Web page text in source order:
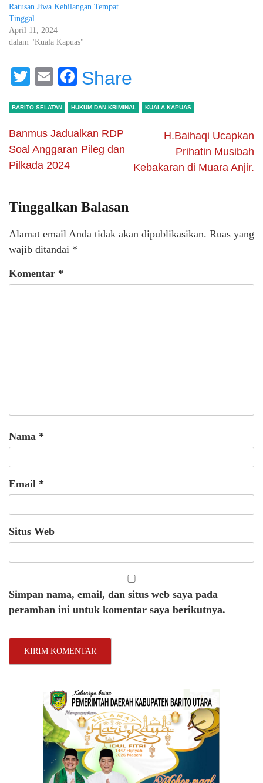
Ratusan Jiwa Kehilangan Tempat
Tinggal
April 11, 2024
dalam "Kuala Kapuas"
Twitter
EmailFacebook
Share
BARITO SELATAN HUKUM DAN KRIMINAL KUALA KAPUAS
Banmus Jadualkan RDP
Soal Anggaran Pileg dan
Pilkada 2024
H.Baihaqi Ucapkan
Prihatin Musibah
Kebakaran di Muara Anjir.
Tinggalkan Balasan
Alamat email Anda tidak akan dipublikasikan. Ruas yang
wajib ditandai *
Komentar *
Nama *
Email *
Situs Web
Simpan nama, email, dan situs web saya pada
peramban ini untuk komentar saya berikutnya.